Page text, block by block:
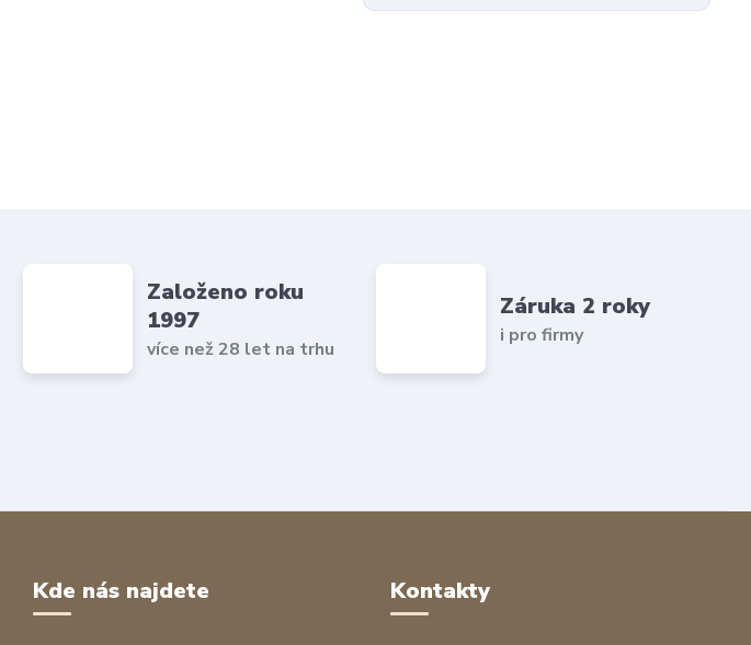
Založeno roku
1997
více než 28 let na trhu
Záruka 2 roky
i pro firmy
Kde nás najdete Kontakty